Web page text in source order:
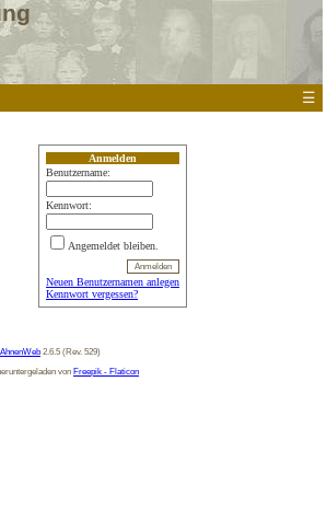
☰
Anmelden
Benutzername:
Kennwort:
Angemeldet bleiben.
Neuen Benutzernamen anlegen
Kennwort vergessen?
AhnenWeb 2.6.5 (Rev. 529)
von Freepik - Flaticon